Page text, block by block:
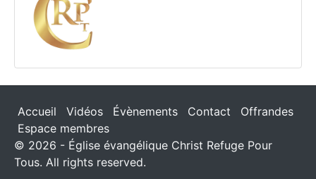
Accueil Vidéos Évènements Contact
Offrandes
Espace membres
© 2026 - Église évangélique Christ Refuge Pour
Tous. All rights reserved.